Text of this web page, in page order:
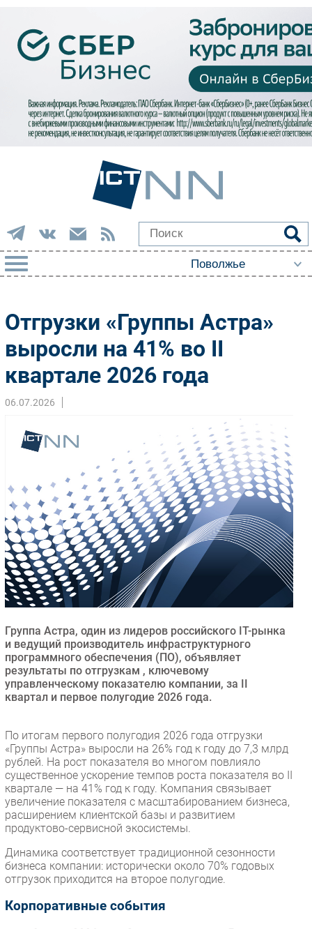
Импорто­замещение
Автоматизация Промышленности
Интернет
Мобильная связь
Фиксированная связь
Интеграция
Рынок ПК
Торговые сети
Оборудование
ПО
Outsourcing
Кадры
Регулирование
Финансы
Web
Безопасность
Инновации
CIO/Управление ИТ
Гаджеты
РАЗДЕЛЫ
Новости
Аналитика
Интервью
Мероприятия
Проекты
IT класс
Тестовый стенд
Каталог компаний
Отгрузки «Группы Астра»
выросли на 41% во II
квартале 2026 года
06.07.2026
Группа Астра, один из лидеров российского IT-рынка
и ведущий производитель инфраструктурного
программного обеспечения (ПО), объявляет
результаты по отгрузкам , ключевому
управленческому показателю компании, за II
квартал и первое полугодие 2026 года.
По итогам первого полугодия 2026 года отгрузки
«Группы Астра» выросли на 26% год к году до 7,3 млрд
рублей. На рост показателя во многом повлияло
существенное ускорение темпов роста показателя во II
квартале — на 41% год к году. Компания связывает
увеличение показателя с масштабированием бизнеса,
расширением клиентской базы и развитием
продуктово-сервисной экосистемы.
Динамика соответствует традиционной сезонности
бизнеса компании: исторически около 70% годовых
отгрузок приходится на второе полугодие.
Корпоративные события